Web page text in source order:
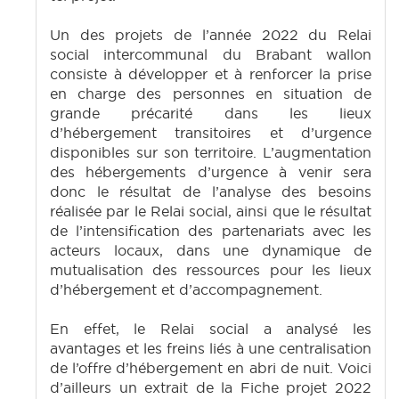
Un des projets de l’année 2022 du Relai
social intercommunal du Brabant wallon
consiste à développer et à renforcer la prise
en charge des personnes en situation de
grande précarité dans les lieux
d’hébergement transitoires et d’urgence
disponibles sur son territoire. L’augmentation
des hébergements d’urgence à venir sera
donc le résultat de l’analyse des besoins
réalisée par le Relai social, ainsi que le résultat
de l’intensification des partenariats avec les
acteurs locaux, dans une dynamique de
mutualisation des ressources pour les lieux
d’hébergement et d’accompagnement.
En effet, le Relai social a analysé les
avantages et les freins liés à une centralisation
de l’offre d’hébergement en abri de nuit. Voici
d’ailleurs un extrait de la Fiche projet 2022